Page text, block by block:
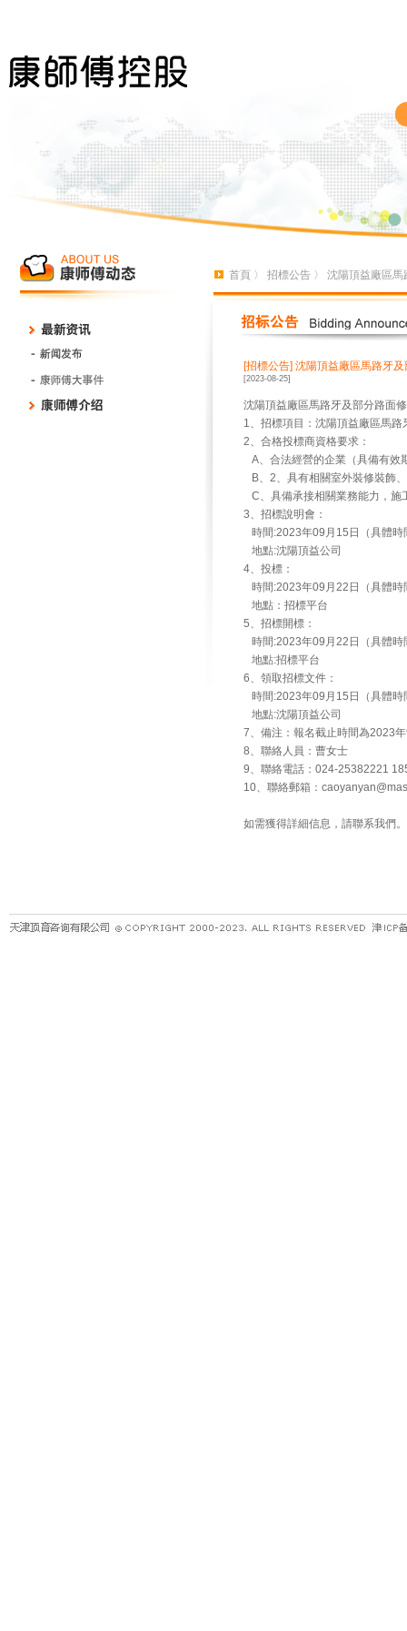
首頁 〉 招標公告 〉 沈陽頂益廠區
[招標公告] 沈陽頂益廠區馬路牙
[2023-08-25]
沈陽頂益廠區馬路牙及部分路面
1、招標項目：沈陽頂益廠區馬
2、合格投標商資格要求：
A、合法經營的企業（具備有效
B、2、具有相關室外裝修裝飾
C、具備承接相關業務能力，施
3、招標說明會：
時間:2023年09月15日（具體時
地點:沈陽頂益公司
4、投標：
時間:2023年09月22日（具體時
地點：招標平台
5、招標開標：
時間:2023年09月22日（具體時
地點:招標平台
6、領取招標文件：
時間:2023年09月15日（具體時
地點:沈陽頂益公司
7、備注：報名截止時間為2023
8、聯絡人員：曹女士
9、聯絡電話：024-25382221
10、聯絡郵箱：
如需獲得詳細信息，請聯系我們。